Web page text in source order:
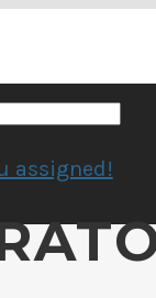
assigned!